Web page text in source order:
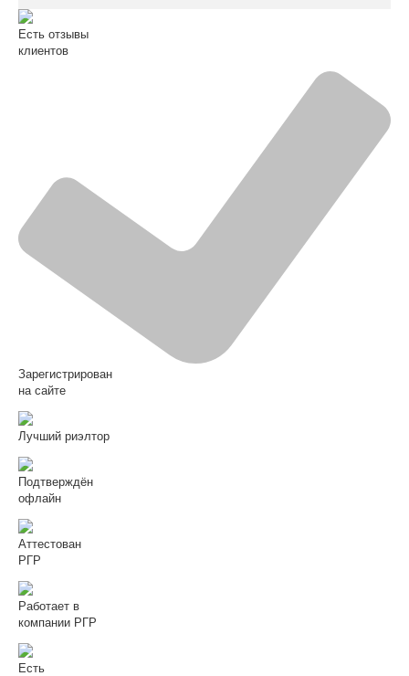
Есть отзывы
клиентов
Зарегистрирован
на сайте
Лучший риэлтор
Подтверждён
офлайн
Аттестован
РГР
Работает в
компании РГР
Есть